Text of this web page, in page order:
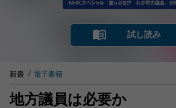
試し読み
新書 電子書籍
地方議員は必要か